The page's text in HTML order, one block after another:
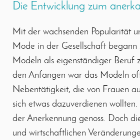
Die Entwicklung zum
Mit der wachsenden Popularität
Mode in der Gesellschaft begann
Modeln als eigenständiger Beruf
den Anfängen war das Modeln
Nebentätigkeit, die von Frauen
sich etwas dazuverdienen
der Anerkennung genoss. Doch
und wirtschaftlichen